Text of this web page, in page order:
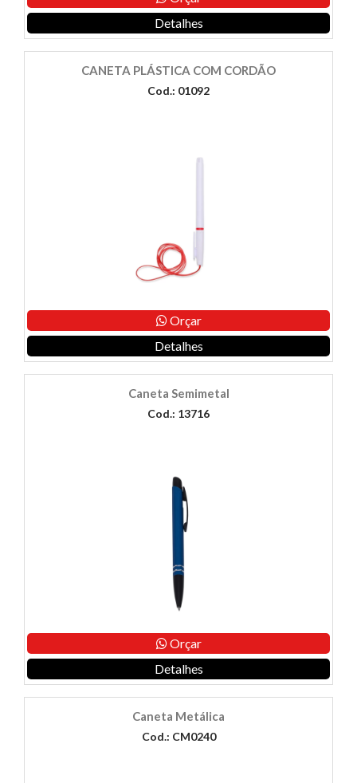
Detalhes
CANETA PLÁSTICA COM CORDÃO
Cod.: 01092
Orçar
Detalhes
Caneta Semimetal
Cod.: 13716
Orçar
Detalhes
Caneta Metálica
Cod.: CM0240